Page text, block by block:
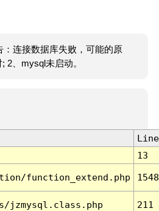
：连接数据库失败，可能的原
2、mysql未启动。
Line
13
function_extend.php 1548
jzmysql.class.php 211